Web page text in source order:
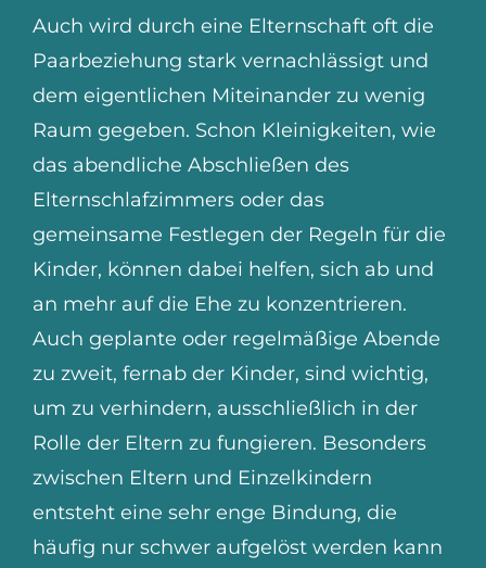
Auch wird durch eine Elternschaft oft die
Paarbeziehung stark vernachlässigt und
dem eigentlichen Miteinander zu wenig
Raum gegeben. Schon Kleinigkeiten, wie
das abendliche Abschließen des
Elternschlafzimmers oder das
gemeinsame Festlegen der Regeln für die
Kinder, können dabei helfen, sich ab und
an mehr auf die Ehe zu konzentrieren.
Auch geplante oder regelmäßige Abende
zu zweit, fernab der Kinder, sind wichtig,
um zu verhindern, ausschließlich in der
Rolle der Eltern zu fungieren. Besonders
zwischen Eltern und Einzelkindern
entsteht eine sehr enge Bindung, die
häufig nur schwer aufgelöst werden kann